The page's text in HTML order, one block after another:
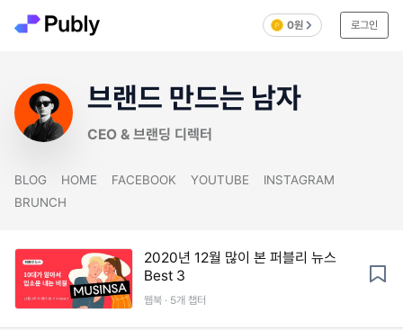
0원 로그인
브랜드 만드는 남자
CEO & 브랜딩 디렉터
BLOG HOME FACEBOOK YOUTUBE
INSTAGRAM
BRUNCH
2020년 12월 많이 본 퍼블리 뉴스
Best 3
웹북 · 5개 챕터